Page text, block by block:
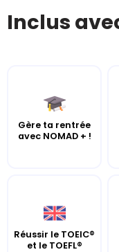
Inclus
Gère ta rentrée
avec NOMAD + !
Réussir le TOEIC®
et le TOEFL®